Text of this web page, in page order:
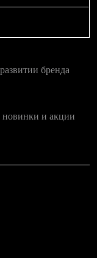
бренда
новинки и акции